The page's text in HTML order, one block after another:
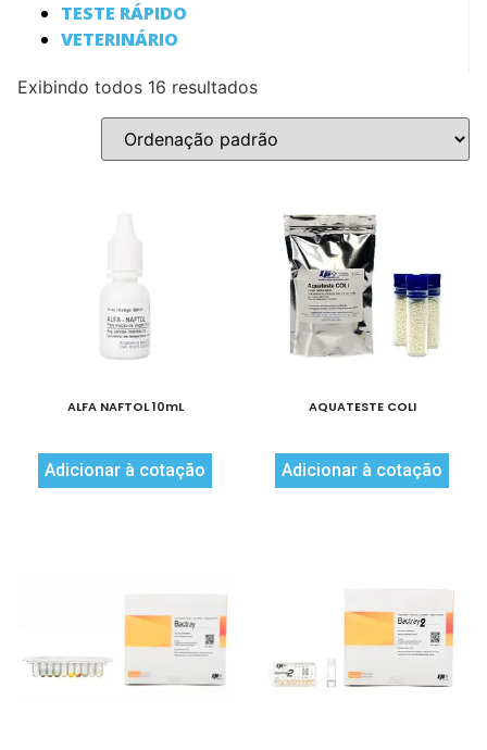
Exibindo todos 16 resultados
ALFA NAFTOL 10mL
Adicionar à cotação
AQUATESTE COLI
Adicionar à cotação
TESTE RÁPIDO
VETERINÁRIO